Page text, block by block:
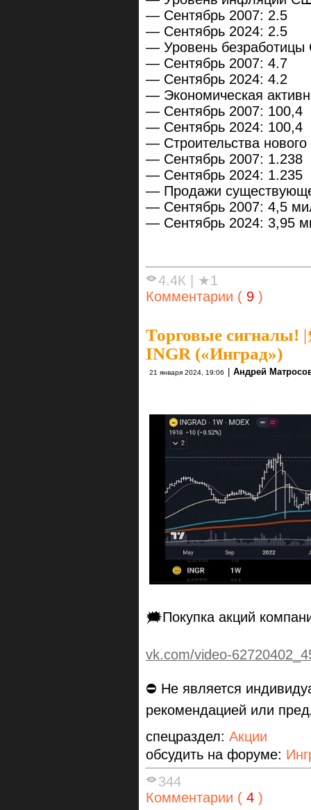
— Сентябрь 2007: 2.5
— Сентябрь 2024: 2.5
— Уровень
— Сентябрь 2007: 4.7
— Сентябрь 2024: 4.2
— Экономическая
— Сентябрь 2007: 100,4
— Сентябрь 2024: 100,4
— Cтроительства
— Сентябрь 2007: 1.238
— Сентябрь 2024: 1.235
— Продажи
— Сентябрь 2007: 4,5
— Сентябрь 2024: 3,95
4.4К
★1
Комментарии ( 9 )
Торговые сигналы! |
INGR («Инград»)
21 января 2024, 19:06 Андрей
🗯Покупка акций
vk.com/video-
⛔ Не является
рекомендацией или
спецраздел: Акции
обсудить на форуме:
344
Комментарии ( 4 )